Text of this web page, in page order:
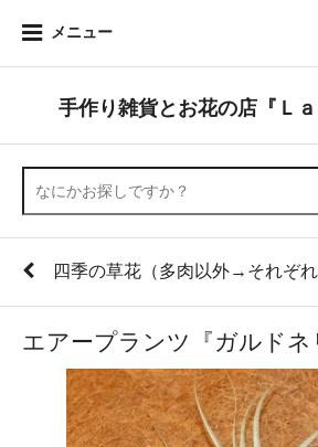
メニュー
手作り雑貨とお花の店『Ｌａ
四季の草花（多肉以外→それぞれ
エアープランツ『ガルドネ